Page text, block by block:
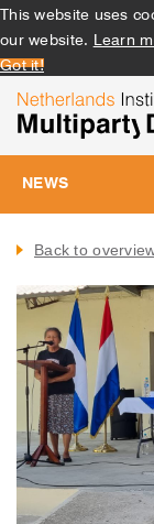
This website uses
our website. Learn
Got it!
NEWS
Back to